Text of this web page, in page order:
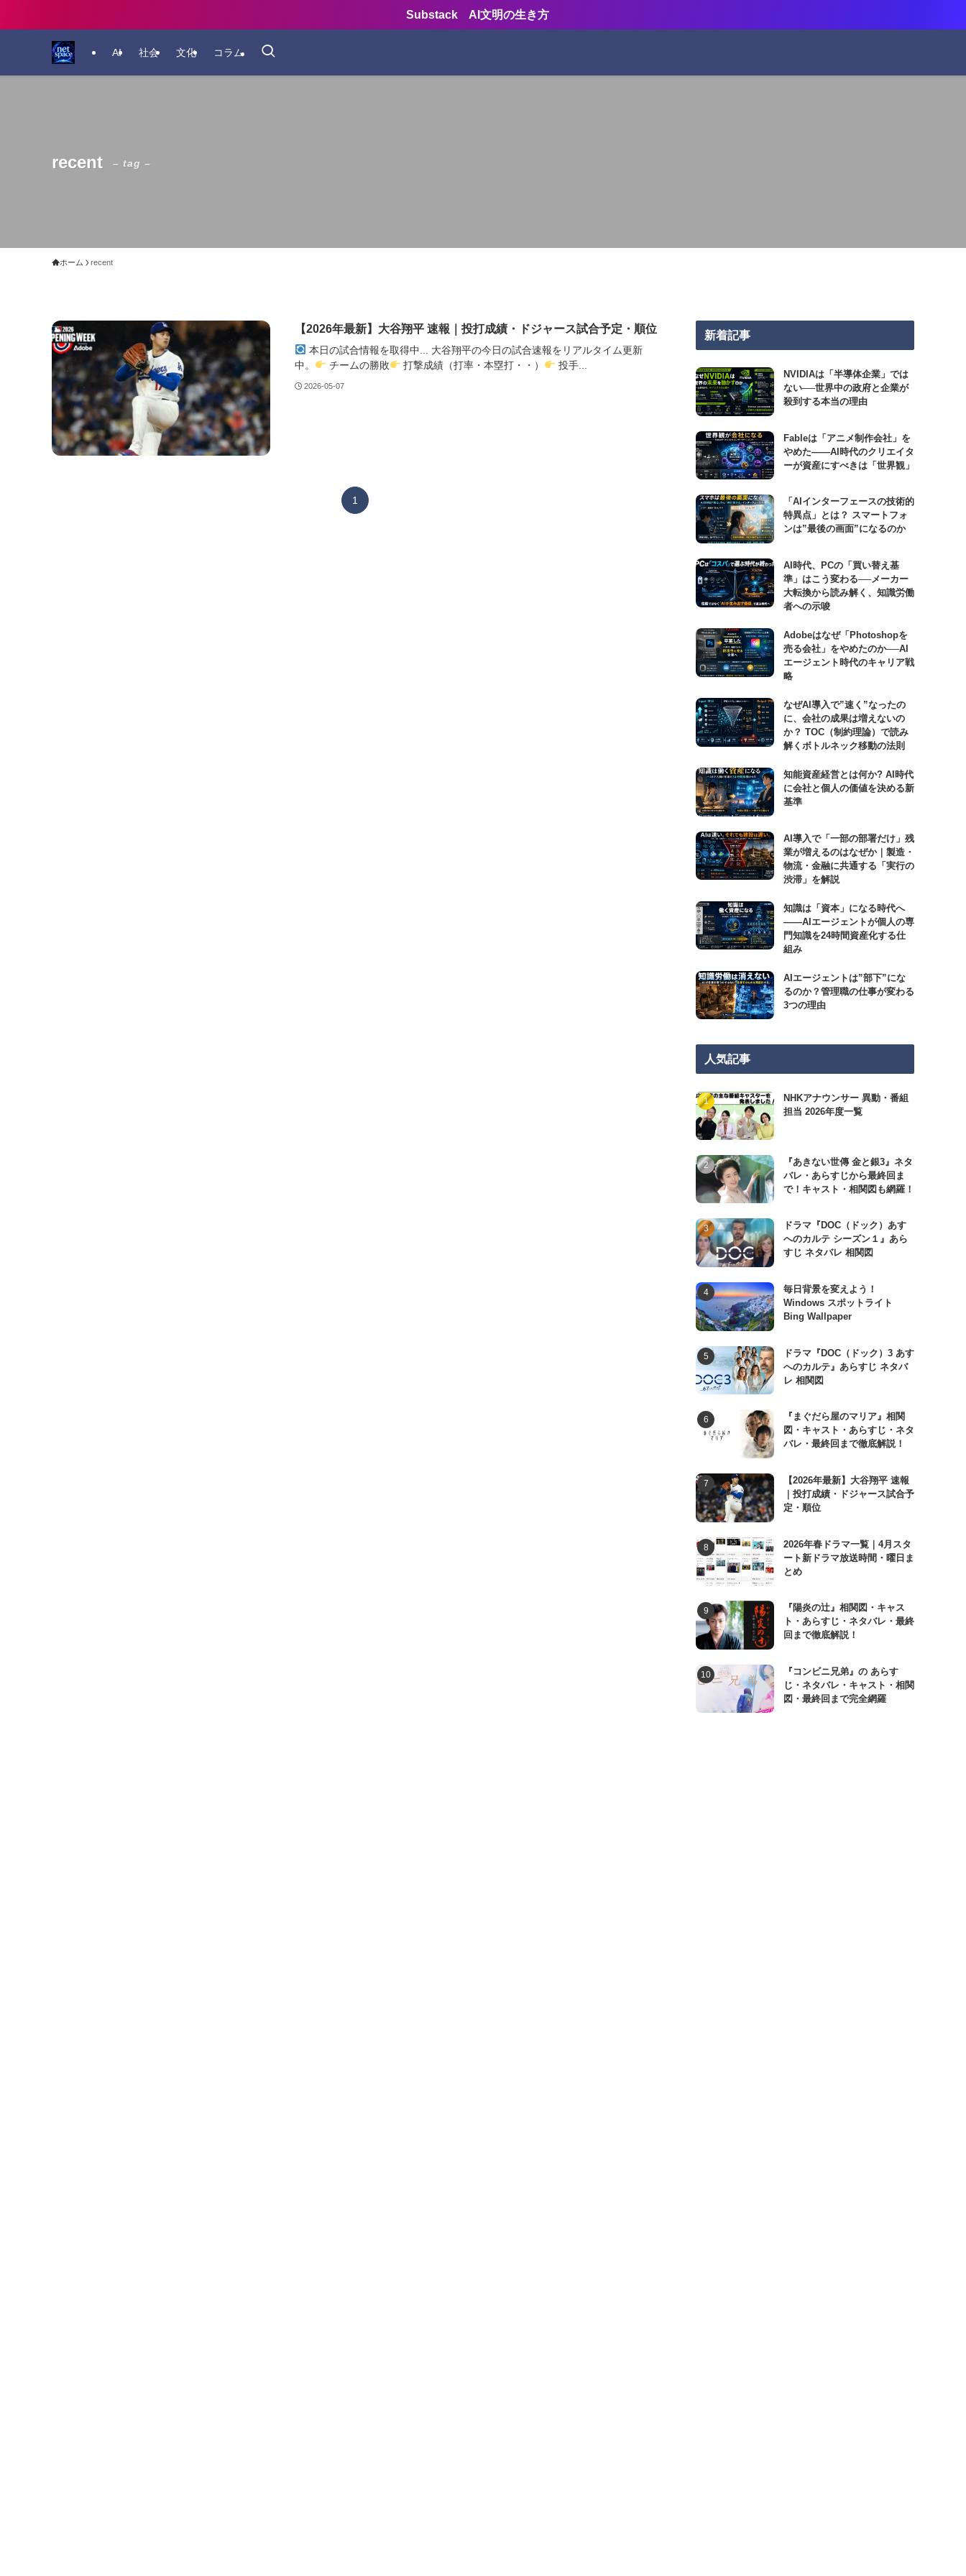
Substack AI文明の生き方
AI 社会 文化 コラム
recent – tag –
ホーム recent
【2026年最新】大谷翔平 速報｜投打成績・ドジャース試合予定・順位
本日の試合情報を取得中... 大谷翔平の今日の試合速報をリアルタイム更新
中。
チームの勝敗 打撃成績（打率・本塁打・・） 投手...
2026-05-07
1
新着記事
NVIDIAは「半導体企業」では
ない──世界中の政府と企業が
殺到する本当の理由
Fableは「アニメ制作会社」を
やめた――AI時代のクリエイタ
ーが資産にすべきは「世界観」
「AIインターフェースの技術的
特異点」とは？ スマートフォ
ンは”最後の画面”になるのか
AI時代、PCの「買い替え基
準」はこう変わる──メーカー
大転換から読み解く、知識労働
者への示唆
Adobeはなぜ「Photoshopを
売る会社」をやめたのか──AI
エージェント時代のキャリア戦
略
なぜAI導入で”速く”なったの
に、会社の成果は増えないの
か？ TOC（制約理論）で読み
解くボトルネック移動の法則
知能資産経営とは何か? AI時代
に会社と個人の価値を決める新
基準
AI導入で「一部の部署だけ」残
業が増えるのはなぜか｜製造・
物流・金融に共通する「実行の
渋滞」を解説
知識は「資本」になる時代へ
——AIエージェントが個人の専
門知識を24時間資産化する仕
組み
AIエージェントは”部下”にな
るのか？管理職の仕事が変わる
3つの理由
人気記事
NHKアナウンサー 異動・番組
担当 2026年度一覧
『あきない世傳 金と銀3』ネタ
バレ・あらすじから最終回ま
で！キャスト・相関図も網羅！
ドラマ『DOC（ドック）あす
へのカルテ シーズン１』あら
すじ ネタバレ 相関図
毎日背景を変えよう！
Windows スポットライト
Bing Wallpaper
ドラマ『DOC（ドック）3 あす
へのカルテ』あらすじ ネタバ
レ 相関図
『まぐだら屋のマリア』相関
図・キャスト・あらすじ・ネタ
バレ・最終回まで徹底解説！
【2026年最新】大谷翔平 速報
｜投打成績・ドジャース試合予
定・順位
2026年春ドラマ一覧｜4月スタ
ート新ドラマ放送時間・曜日ま
とめ
『陽炎の辻』相関図・キャス
ト・あらすじ・ネタバレ・最終
回まで徹底解説！
『コンビニ兄弟』の あらす
じ・ネタバレ・キャスト・相関
図・最終回まで完全網羅